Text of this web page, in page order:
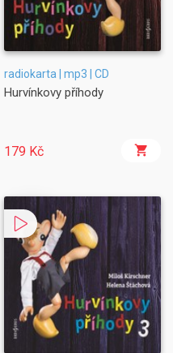
radiokarta | mp3 | CD
Hurvínkovy příhody
179 Kč